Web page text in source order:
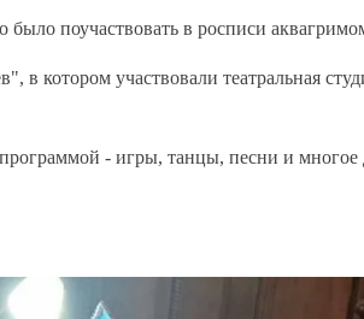
поучаствовать в росписи
котором участвовали театральная
- игры, танцы, песни и многое